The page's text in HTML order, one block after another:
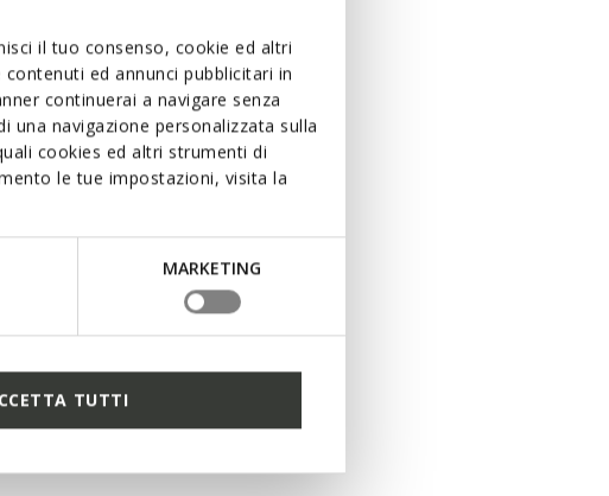
il tuo consenso, cookie ed altri
ed annunci pubblicitari in
continuerai a navigare senza
una navigazione personalizzata sulla
cookies ed altri strumenti di
le tue impostazioni, visita la
MARKETING
TUTTI